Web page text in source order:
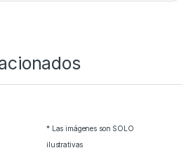
* Las imágenes son SOLO
ilustrativas